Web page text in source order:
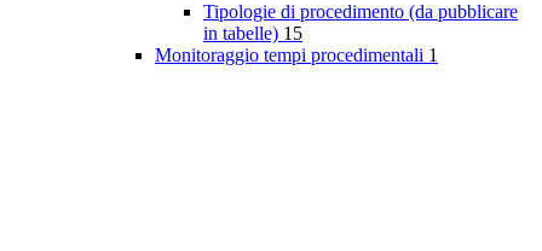
Tipologie di procedimento (da pubblicare
in tabelle) 15
Monitoraggio tempi procedimentali 1